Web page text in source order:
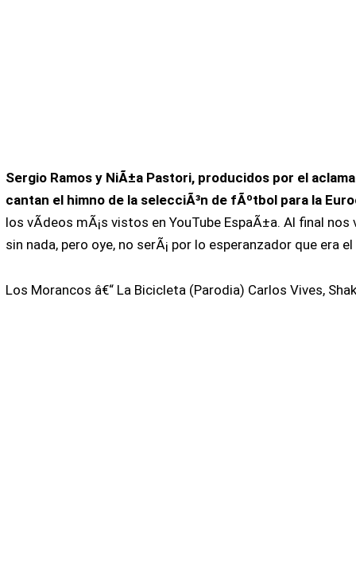
Sergio Ramos y NiÃ±a Pastori, producidos por el
cantan el himno de la selecciÃ³n de fÃºtbol para la
los vÃ­deos mÃ¡s vistos en YouTube EspaÃ±a. Al final
sin nada, pero oye, no serÃ¡ por lo esperanzador que era
Los Morancos â€“ La Bicicleta (Parodia) Carlos Vives,